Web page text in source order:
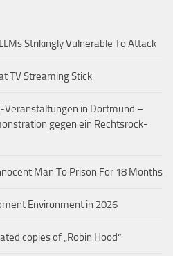
Strikingly Vulnerable To Attack
TV Streaming Stick
Veranstaltungen in Dortmund –
gegen ein Rechtsrock-
Man To Prison For 18 Months
Environment in 2026
copies of „Robin Hood“